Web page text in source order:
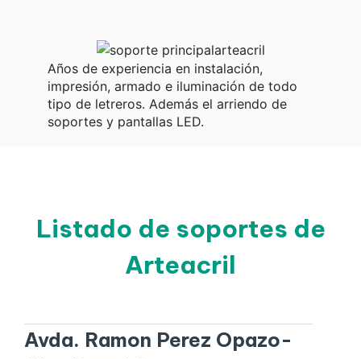
Años de experiencia en instalación,
impresión, armado e iluminación de todo
tipo de letreros. Además el arriendo de
soportes y pantallas LED.
Listado de soportes de
Arteacril
Avda. Ramon Perez Opazo-